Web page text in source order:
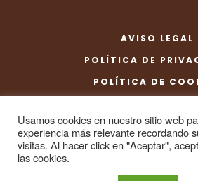
AVISO LEGAL
POLÍTICA DE
POLÍTICA DE
Usamos cookies en nuestro sitio web
experiencia más relevante recordando
visitas. Al hacer click en "Aceptar",
las cookies.